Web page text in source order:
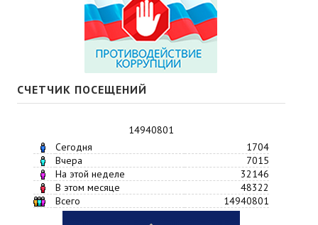
СЧЕТЧИК ПОСЕЩЕНИЙ
14940801
Сегодня
1704
Вчера
7015
На этой неделе
32146
В этом месяце
48322
Всего
14940801